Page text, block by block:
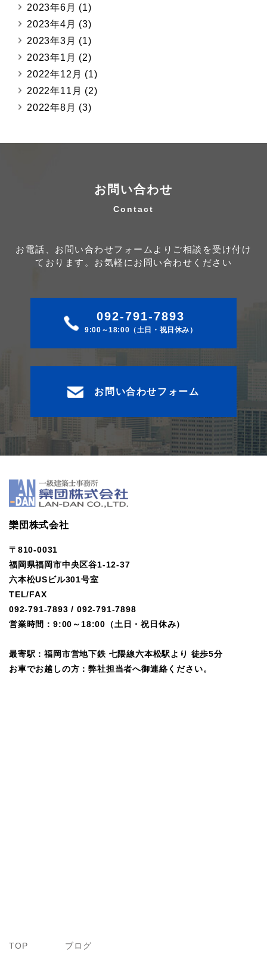
2023年6月 (1)
2023年4月 (3)
2023年3月 (1)
2023年1月 (2)
2022年12月 (1)
2022年11月 (2)
2022年8月 (3)
お問い合わせ
お電話、お問い合わせフォームよりご相談を受け付け
ております。 お気軽にお問い合わせください
092-791-7893
9:00～18:00（土日・祝日休み）
お問い合わせフォーム
欒団株式会社
〒810-0031
福岡県福岡市中央区谷1-12-37
六本松USビル301号室
TEL/FAX
092-791-7893 /092-791-7898
営業時間：9:00～18:00（土日・祝日休み）
最寄駅：福岡市営地下鉄 七隈線六本松駅より 徒歩5分
お車でお越しの方：弊社担当者へ御連絡ください。
TOP ブログ